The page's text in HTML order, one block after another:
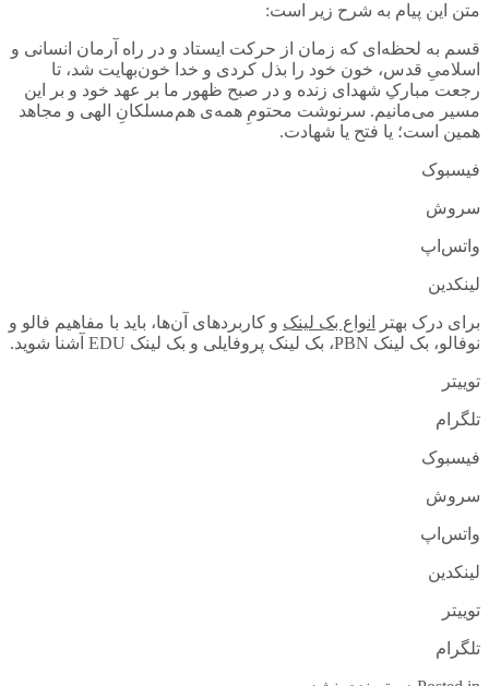
متن این پیام به شرح زیر است:
قسم به لحظه‌ای که زمان از حرکت ایستاد و در راه آرمان انسانی و
اسلامیِ قدس، خون خود را بذل کردی و خدا خون‌بهایت شد، تا
رجعت مبارکِ شهدای زنده و در صبح ظهور ما بر عهد خود و بر این
مسیر می‌مانیم. سرنوشت محتومِ همه‌ی هم‌مسلکانِ الهی و مجاهد
همین است؛ یا فتح یا شهادت.
فیسبوک
سروش
واتس‌اپ
لینکدین
برای درک بهتر انواع بک لینک و کاربردهای آن‌ها، باید با مفاهیم فالو و
نوفالو، بک لینک PBN، بک لینک پروفایلی و بک لینک EDU آشنا شوید.
توییتر
تلگرام
فیسبوک
سروش
واتس‌اپ
لینکدین
توییتر
تلگرام